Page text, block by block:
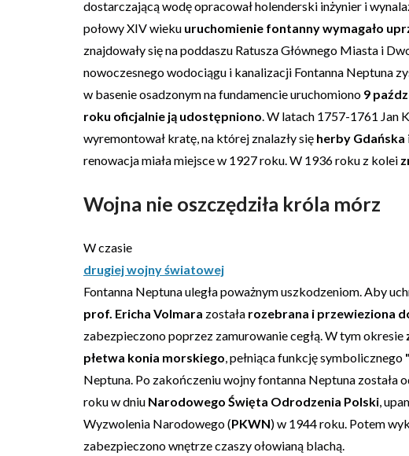
dostarczającą wodę opracował holenderski inżynier i
połowy XIV wieku uruchomienie fontanny wymagało
znajdowały się na poddaszu Ratusza Głównego Miasta i
nowoczesnego wodociągu i kanalizacji Fontanna Neptuna
w basenie osadzonym na fundamencie uruchomiono 9
roku oficjalnie ją udostępniono. W latach 1757-1761 Jan
wyremontował kratę, na której znalazły się herby Gdańska
renowacja miała miejsce w 1927 roku. W 1936 roku z kolei
Wojna nie oszczędziła króla mórz
W czasie
drugiej wojny światowej
Fontanna Neptuna uległa poważnym uszkodzeniom. Aby
prof. Ericha Volmara została rozebrana i przewieziona
zabezpieczono poprzez zamurowanie cegłą. W tym okresie
płetwa konia morskiego, pełniąca funkcję symbolicznego
Neptuna. Po zakończeniu wojny fontanna Neptuna została
roku w dniu Narodowego Święta Odrodzenia Polski,
Wyzwolenia Narodowego (PKWN) w 1944 roku. Potem
zabezpieczono wnętrze czaszy ołowianą blachą.